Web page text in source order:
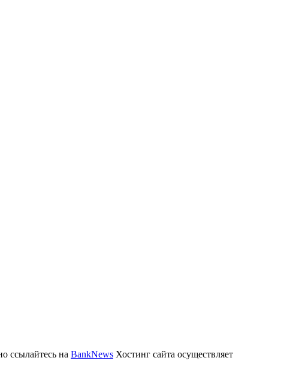
ссылайтесь на BankNews Хостинг сайта осуществляет